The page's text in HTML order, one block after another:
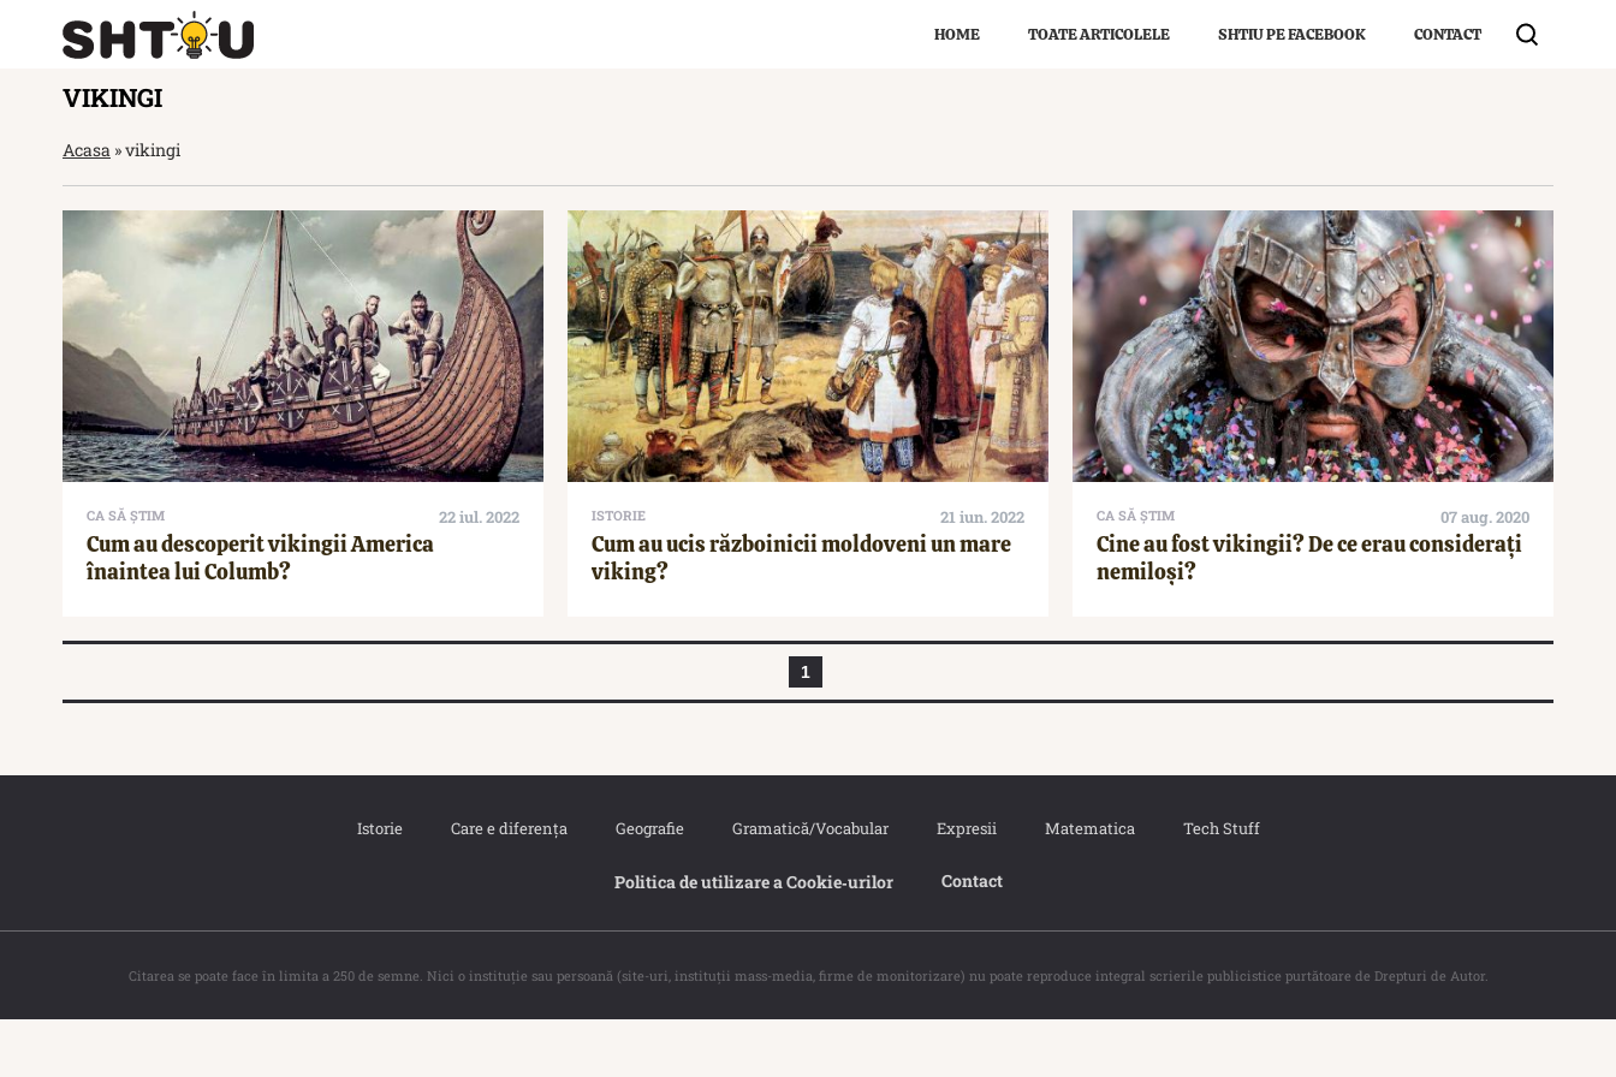
HOME TOATE ARTICOLELE SHTIU PE FACEBOOK CONTACT
VIKINGI
Acasa »vikingi
CA SĂ ȘTIM 22 iul. 2022
Cum au descoperit vikingii America
înaintea lui Columb?
ISTORIE 21 iun. 2022
Cum au ucis războinicii moldoveni un mare
viking?
CA SĂ ȘTIM 07 aug. 2020
Cine au fost vikingii? De ce erau considerați
nemiloși?
1
Istorie Care e diferența Geografie Gramatică/Vocabular Expresii Matematica Tech Stuff
Politica de utilizare a Cookie‐urilor Contact
Citarea se poate face în limita a 250 de semne. Nici o instituţie sau persoană (site-uri, instituţii mass-media, firme de monitorizare) nu poate reproduce integral scrierile publicistice purtătoare de Drepturi de Autor.